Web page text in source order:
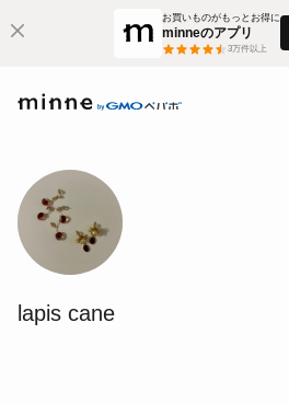
お買いものがもっとお得に
minneのアプリ
3万件以上
lapis cane